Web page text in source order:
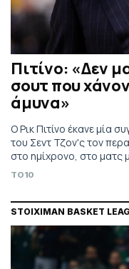
Πιτίνο: «Δεν
σουτ που
άμυνα»
Ο Ρικ Πιτίνο έκανε μία
του Σεντ Τζον'ς τον περασμένο Δεκέμβριο όταν ήταν στο -13
στο ημίχρονο, στο ματς
TO10
STOIXIMAN BASKET